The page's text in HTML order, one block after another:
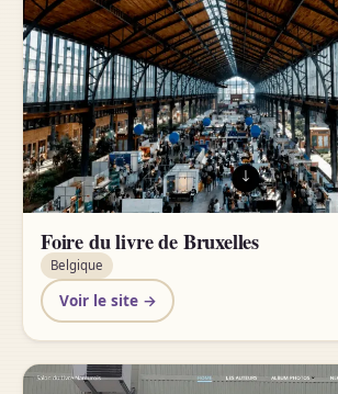
Foire du livre de Bruxelles
Belgique
Voir le site →